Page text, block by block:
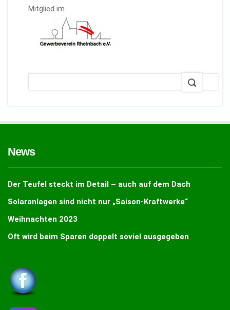
Mitglied im
News
Der Teufel steckt im Detail – auch auf dem Dach
Solaranlagen sind nicht nur „Saison-Kraftwerke“
Weihnachten 2023
Oft wird beim Sparen doppelt soviel ausgegeben